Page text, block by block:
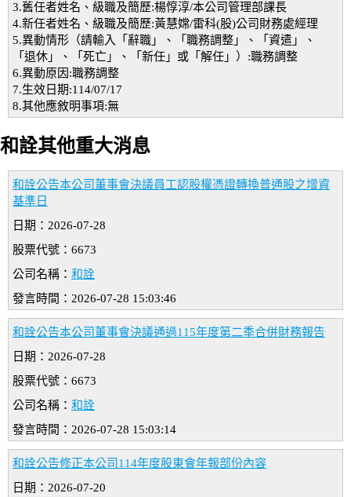
3.舊任者姓名、級職及簡歷:楊惇淳/本公司管理部課長
4.新任者姓名、級職及簡歷:黃慧嫦/雷科(股)公司財務處經理
5.異動情形（請輸入「辭職」、「職務調整」、「資遣」、
「退休」、「死亡」、「新任」或「解任」）:職務調整
6.異動原因:職務調整
7.生效日期:114/07/17
8.其他應敘明事項:無
和詮其他重大消息
和詮公告本公司董事會決議員工認股權憑證轉換普通股之增資
基準日
日期：2026-07-28
股票代號：6673
公司名稱： 和詮
發言時間：2026-07-28 15:03:46
和詮公告本公司董事會決議通過115年度第二季合併財務報告
日期：2026-07-28
股票代號：6673
公司名稱： 和詮
發言時間：2026-07-28 15:03:14
和詮公告修正本公司114年度股東會年報部份內容
日期：2026-07-20